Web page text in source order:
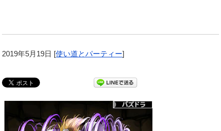
2019年5月19日 [使い道とパーティー]